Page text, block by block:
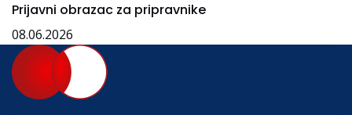
Prijavni obrazac za pripravnike
08.06.2026